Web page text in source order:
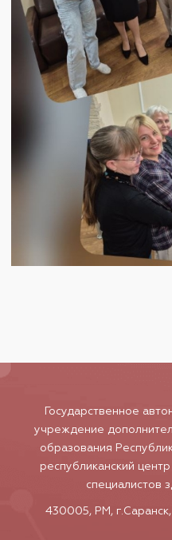
Государственное
учреждение
образования
республиканский
специалистов
430005, РМ,